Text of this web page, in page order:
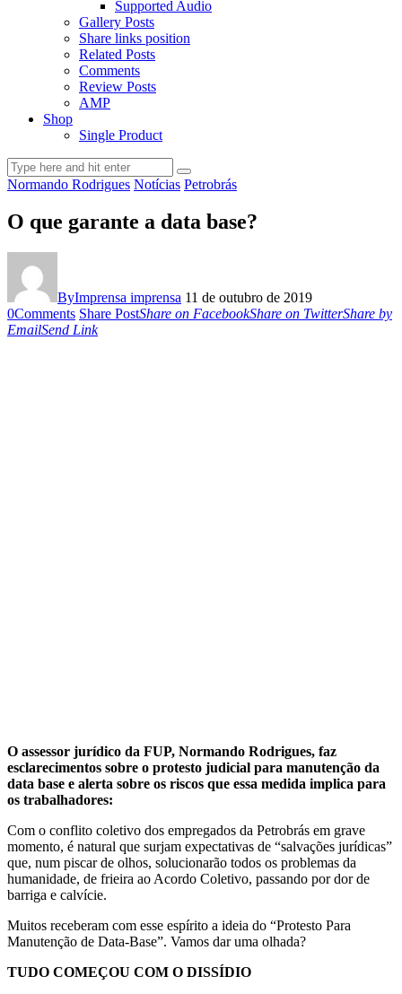
Supported Audio
Gallery Posts
Share links position
Related Posts
Comments
Review Posts
AMP
Shop
Single Product
Normando Rodrigues Notícias Petrobrás
O que garante a data base?
ByImprensa imprensa 11 de outubro de 2019
0Comments Share PostShare on FacebookShare on TwitterShare by
EmailSend Link
O assessor jurídico da FUP, Normando Rodrigues, faz
esclarecimentos sobre o protesto judicial para manutenção da
data base e alerta sobre os riscos que essa medida implica para
os trabalhadores:
Com o conflito coletivo dos empregados da Petrobrás em grave
momento, é natural que surjam expectativas de “salvações jurídicas”
que, num piscar de olhos, solucionarão todos os problemas da
humanidade, de frieira ao Acordo Coletivo, passando por dor de
barriga e calvície.
Muitos receberam com esse espírito a ideia do “Protesto Para
Manutenção de Data-Base”. Vamos dar uma olhada?
TUDO COMEÇOU COM O DISSÍDIO